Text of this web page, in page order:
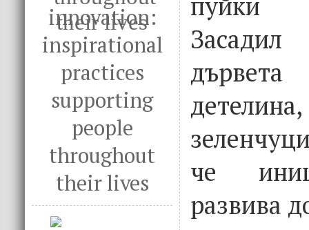
innovation:
inspirational
practices
supporting
people
throughout
their lives
че
развива